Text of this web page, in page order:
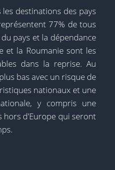
destinations des pays
77% de tous
pays et la dépendance
et la Roumanie sont les
dans la reprise. Au
bas avec un risque de
nationaux et une
y compris une
hors d'Europe qui seront